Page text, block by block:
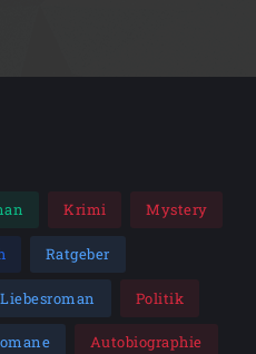
Krimi Mystery
Ratgeber
Liebesroman Politik
Autobiographie